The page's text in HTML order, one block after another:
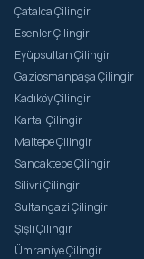
Çatalca Çilingir
Esenler Çilingir
Eyüpsultan Çilingir
Gaziosmanpaşa Çilingir
Kadıköy Çilingir
Kartal Çilingir
Maltepe Çilingir
Sancaktepe Çilingir
Silivri Çilingir
Sultangazi Çilingir
Şişli Çilingir
Ümraniye Çilingir